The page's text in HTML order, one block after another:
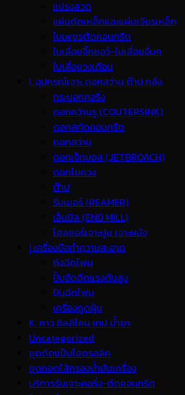
แปรงลวด
แผ่นตัดเหล็กและแผ่นเจียรเหล็ก
ใบเพชรตัดคอนกรีต
ใบเลื่อยจิ๊กซอว์-ใบเลื่อยอื่นๆ
ใบเลื่อยวงเดือน
I. อุปกรณ์เจาะ ดอกสว่าน ต๊าป กลึง
กระบอกคอริ่ง
ดอกคว้านรู (COUTERSINK)
ดอกสกัดคอนกรีต
ดอกสว่าน
ดอกเจ็ทบอส (JETBROACH)
ดอกไขควง
ต๊าป
รีมเมอร์ (REAMER)
เอ็นมิล (END MILL)
โฮลซอร์เจาะปูน เจาะผนัง
j.เครื่องมือทำความสะอาด
ถังฉีดโฟม
ปั้มอัดฉีดแรงดันสูง
ปืนฉีดโฟม
เครื่องดูดฝุ่น
K. กาว ซิลลิโคน เทป น้ำยา
Uncategorized
ชุดดัดแป๊บไฮดรอลิค
ชุดถอดไส้กรองน้ำมันเครื่อง
บริการรับเจาะคอริ่ง-ตัดคอนกรีต